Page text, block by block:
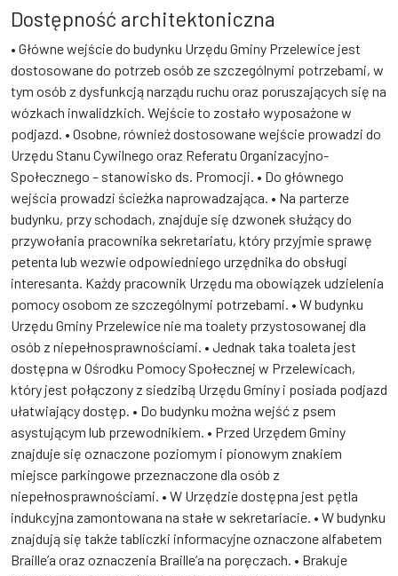
Dostępność architektoniczna
• Główne wejście do budynku Urzędu Gminy Przelewice jest
dostosowane do potrzeb osób ze szczególnymi potrzebami, w
tym osób z dysfunkcją narządu ruchu oraz poruszających się na
wózkach inwalidzkich. Wejście to zostało wyposażone w
podjazd. • Osobne, również dostosowane wejście prowadzi do
Urzędu Stanu Cywilnego oraz Referatu Organizacyjno-
Społecznego – stanowisko ds. Promocji. • Do głównego
wejścia prowadzi ścieżka naprowadzająca. • Na parterze
budynku, przy schodach, znajduje się dzwonek służący do
przywołania pracownika sekretariatu, który przyjmie sprawę
petenta lub wezwie odpowiedniego urzędnika do obsługi
interesanta. Każdy pracownik Urzędu ma obowiązek udzielenia
pomocy osobom ze szczególnymi potrzebami. • W budynku
Urzędu Gminy Przelewice nie ma toalety przystosowanej dla
osób z niepełnosprawnościami. • Jednak taka toaleta jest
dostępna w Ośrodku Pomocy Społecznej w Przelewicach,
który jest połączony z siedzibą Urzędu Gminy i posiada podjazd
ułatwiający dostęp. • Do budynku można wejść z psem
asystującym lub przewodnikiem. • Przed Urzędem Gminy
znajduje się oznaczone poziomym i pionowym znakiem
miejsce parkingowe przeznaczone dla osób z
niepełnosprawnościami. • W Urzędzie dostępna jest pętla
indukcyjna zamontowana na stałe w sekretariacie. • W budynku
znajdują się także tabliczki informacyjne oznaczone alfabetem
Braille’a oraz oznaczenia Braille’a na poręczach. • Brakuje